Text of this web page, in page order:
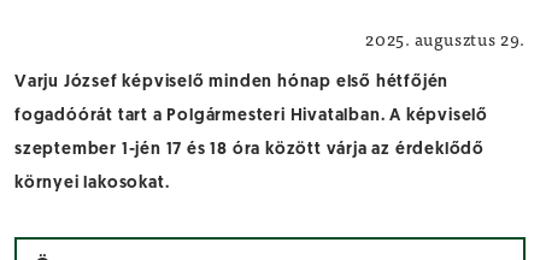
2025. augusztus 29.
Varju József képviselő minden hónap első hétfőjén
fogadóórát tart a Polgármesteri Hivatalban. A képviselő
szeptember 1-jén 17 és 18 óra között várja az érdeklődő
környei lakosokat.